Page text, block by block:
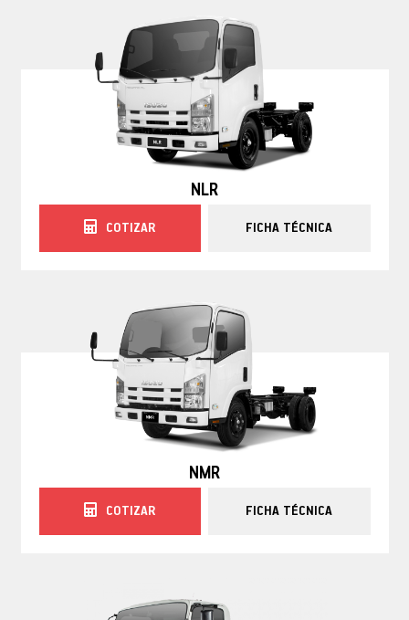
NLR
COTIZAR FICHA TÉCNICA
NMR
COTIZAR FICHA TÉCNICA